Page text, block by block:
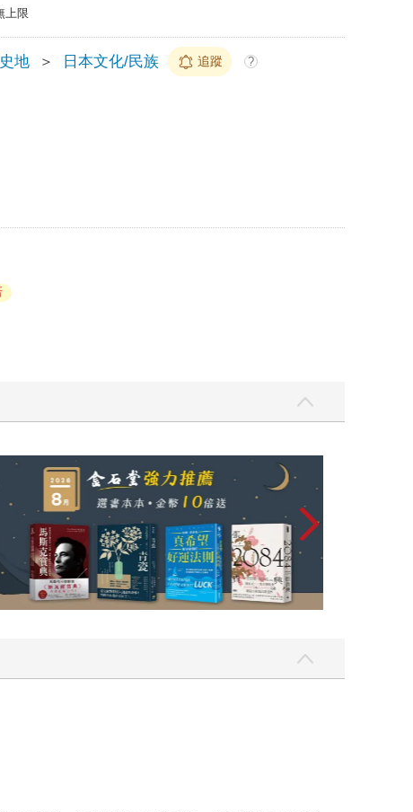
上限
地 ＞ 日本文化/民族 追蹤 ?